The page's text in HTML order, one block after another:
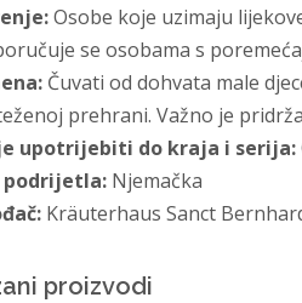
Osobe koje uzimaju
se osobama s
Čuvati od dohvata male
prehrani. Važno je
upotrijebiti do kraja i serija:
podrijetla: Njemačka
Kräuterhaus Sanct
proizvodi